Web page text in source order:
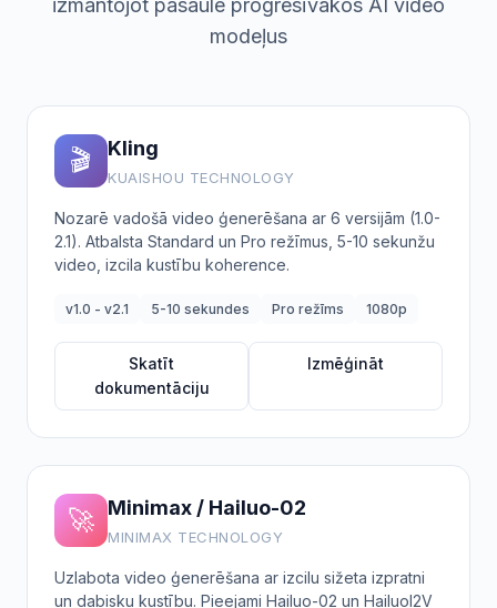
izmantojot pasaulē progresīvākos AI video
modeļus
🎬 Kling
KUAISHOU TECHNOLOGY
Nozarē vadošā video ģenerēšana ar 6 versijām (1.0-
2.1). Atbalsta Standard un Pro režīmus, 5-10 sekunžu
video, izcila kustību koherence.
v1.0 - v2.1 5-10 sekundes Pro režīms 1080p
Skatīt
dokumentāciju
Izmēģināt
🚀 Minimax / Hailuo-02
MINIMAX TECHNOLOGY
Uzlabota video ģenerēšana ar izcilu sižeta izpratni
un dabisku kustību. Pieejami Hailuo-02 un HailuoI2V